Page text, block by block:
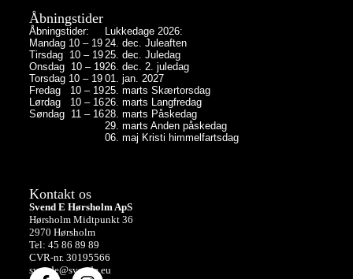
Åbningstider
Åbningstider:
Mandag 10 – 19
Tirsdag 10 – 19
Onsdag 10 – 19
Torsdag 10 – 19
Fredag 10 – 19
Lørdag 10 – 16
Søndag 11 – 16
Lukkedage 2026:
24. dec. Juleaften
25. dec. Juledag
26. dec. 2. juledag
01. jan. 2027
25. marts Skærtorsdag
26. marts Langfredag
28. marts Påskedag
29. marts Anden påskedag
06. maj Kristi himmelfartsdag
Kontakt os
Svend E Hørsholm ApS
Hørsholm Midtpunkt 36
2970 Hørsholm
Tel: 45 86 89 89
CVR-nr. 30195566
svende@svende.eu